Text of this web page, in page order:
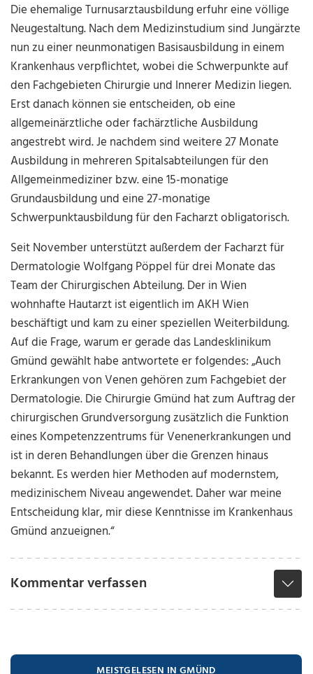
Die ehemalige Turnusarztausbildung erfuhr eine völlige
Neugestaltung. Nach dem Medizinstudium sind Jungärzte
nun zu einer neunmonatigen Basisausbildung in einem
Krankenhaus verpflichtet, wobei die Schwerpunkte auf
den Fachgebieten Chirurgie und Innerer Medizin liegen.
Erst danach können sie entscheiden, ob eine
allgemeinärztliche oder fachärztliche Ausbildung
angestrebt wird. Je nachdem sind weitere 27 Monate
Ausbildung in mehreren Spitalsabteilungen für den
Allgemeinmediziner bzw. eine 15-monatige
Grundausbildung und eine 27-monatige
Schwerpunktausbildung für den Facharzt obligatorisch.
Seit November unterstützt außerdem der Facharzt für
Dermatologie Wolfgang Pöppel für drei Monate das
Team der Chirurgischen Abteilung. Der in Wien
wohnhafte Hautarzt ist eigentlich im AKH Wien
beschäftigt und kam zu einer speziellen Weiterbildung.
Auf die Frage, warum er gerade das Landesklinikum
Gmünd gewählt habe antwortete er folgendes: „Auch
Erkrankungen von Venen gehören zum Fachgebiet der
Dermatologie. Die Chirurgie Gmünd hat zum Auftrag der
chirurgischen Grundversorgung zusätzlich die Funktion
eines Kompetenzzentrums für Venenerkrankungen und
ist in deren Behandlungen über die Grenzen hinaus
bekannt. Es werden hier Methoden auf modernstem,
medizinischem Niveau angewendet. Daher war meine
Entscheidung klar, mir diese Kenntnisse im Krankenhaus
Gmünd anzueignen.“
Kommentar verfassen